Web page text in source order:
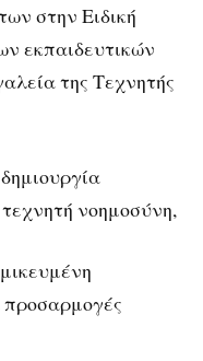
στην Ειδική
εκπαιδευτικών
της Τεχνητής
νοημοσύνη,
προσαρμογές